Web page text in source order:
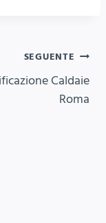
SEGUENTE
Caldaie
Roma